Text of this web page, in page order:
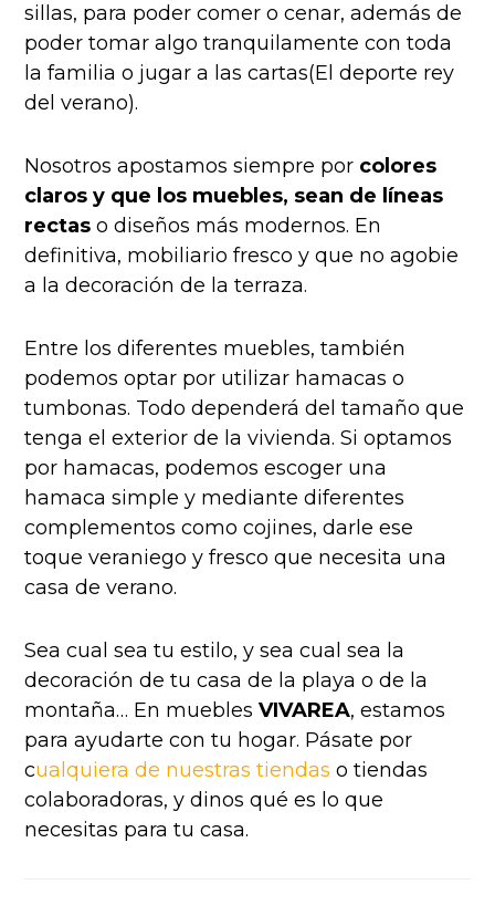
sillas, para poder comer o cenar, además de
poder tomar algo tranquilamente con toda
la familia o jugar a las cartas(El deporte rey
del verano).
Nosotros apostamos siempre por colores
claros y que los muebles, sean de líneas
rectas o diseños más modernos. En
definitiva, mobiliario fresco y que no agobie
a la decoración de la terraza.
Entre los diferentes muebles, también
podemos optar por utilizar hamacas o
tumbonas. Todo dependerá del tamaño que
tenga el exterior de la vivienda. Si optamos
por hamacas, podemos escoger una
hamaca simple y mediante diferentes
complementos como cojines, darle ese
toque veraniego y fresco que necesita una
casa de verano.
Sea cual sea tu estilo, y sea cual sea la
decoración de tu casa de la playa o de la
montaña… En mueblesVIVAREA, estamos
para ayudarte con tu hogar. Pásate por
cualquiera de nuestras tiendas o tiendas
colaboradoras, y dinos qué es lo que
necesitas para tu casa.